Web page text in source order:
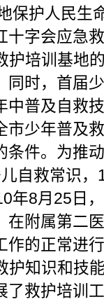
保护人民生
十字会应急
培训基地
同时，首届
中普及自救
市少年普及
条件。为推
自救常识
年8月25日
在附属第二
作的正常进
知识和技
了救护培训